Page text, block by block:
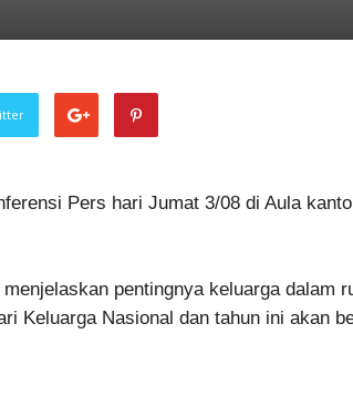
Pers hari Jumat 3/08 di Aula
pentingnya keluarga dalam
Keluarga Nasional dan tahun ini akan